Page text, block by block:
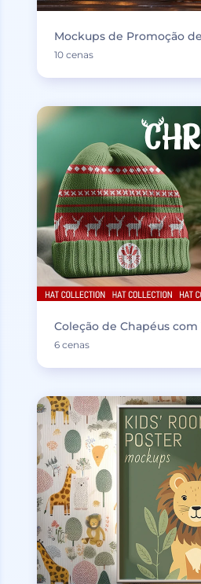
Mockups de Promoção
10 cenas
Coleção de Chapéus
6 cenas